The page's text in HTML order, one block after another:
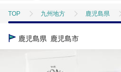
TOP 九州地方 鹿児島県
TOP
鹿児島県 鹿児島市